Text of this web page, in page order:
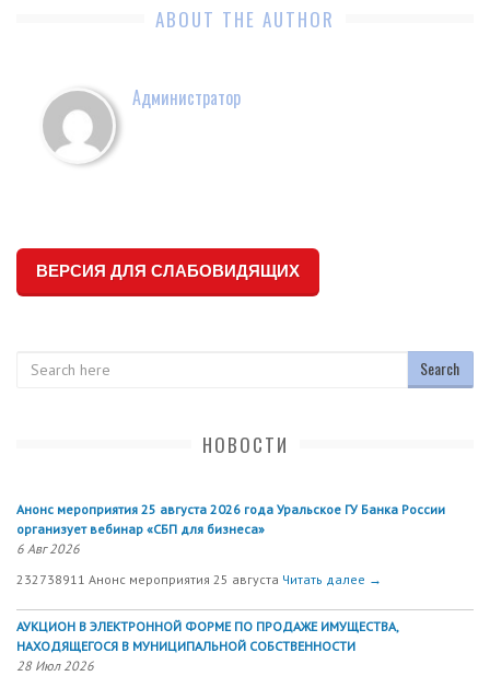
ABOUT THE AUTHOR
Администратор
ВЕРСИЯ ДЛЯ СЛАБОВИДЯЩИХ
НОВОСТИ
Анонс мероприятия 25 августа 2026 года Уральское ГУ Банка России
организует вебинар «СБП для бизнеса»
6 Авг 2026
232738911 Анонс мероприятия 25 августа Читать далее →
АУКЦИОН В ЭЛЕКТРОННОЙ ФОРМЕ ПО ПРОДАЖЕ ИМУЩЕСТВА,
НАХОДЯЩЕГОСЯ В МУНИЦИПАЛЬНОЙ СОБСТВЕННОСТИ
28 Июл 2026